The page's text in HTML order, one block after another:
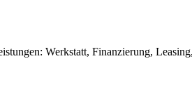
: Werkstatt, Finanzierung,